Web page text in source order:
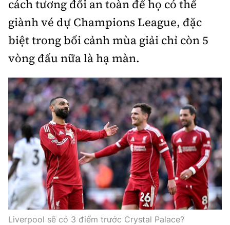
Đăng kiểm
Đường sắt tốc độ cao
Hàng hải
Đường sắt đô thị
Nhà thầu
Mời thầu - Đấu thầu
Thi viết về GTVT
Bảo hiểm
Doanh nghiệp
Điều tra
Pháp đình
Hỏi - Đáp
Giao thông 24h
ATGT địa phương
Văn hóa giao thông
Lái xe an toàn
Chung tay vì ATGT
Gương sáng giao thông
Chất lượng sống
Giáo dục
Y tế
Đời sống
Lao động - Công đoàn
Văn hóa - Giải Trí
Văn hóa
Showbiz
Điện ảnh
Âm nhạc
Thể thao
Bóng đá
Bình luận
Hậu trường sao
360 độ thể thao
Công nghệ
Công nghệ mới
Sản phẩm mới
Tư vấn
Thế giới
Thời sự Quốc tế
Hồ sơ tài liệu
Thế giới giao thông
Đi ++
Du lịch
Khám phá
Video
Thời sự
cách tương đối an toàn để họ có thể
giành vé dự Champions League, đặc
biệt trong bối cảnh mùa giải chỉ còn 5
vòng đấu nữa là hạ màn.
Liverpool sẽ có 3 điểm trước Crystal Palace?